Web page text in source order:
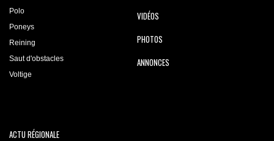
Polo
Poneys
Reining
Saut d'obstacles
Voltige
VIDÉOS
PHOTOS
ANNONCES
ACTU RÉGIONALE